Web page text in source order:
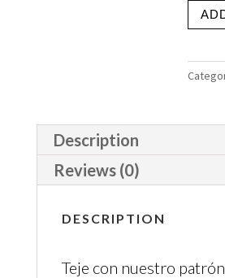
Description
Reviews (0)
DESCRIPTION
Teje con nuestro